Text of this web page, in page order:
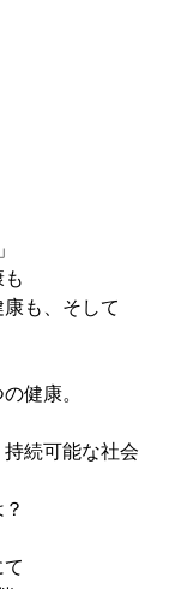
も、そして
健康。
続可能な社会